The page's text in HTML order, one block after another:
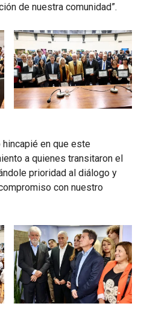
de nuestra comunidad”.
hincapié en que este
a quienes transitaron el
prioridad al diálogo y
con nuestro